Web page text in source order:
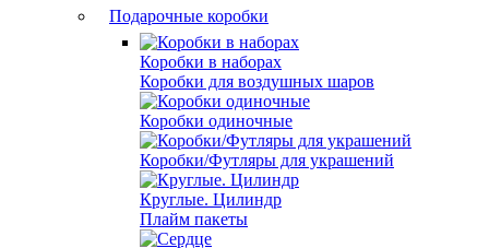
Подарочные коробки
Коробки в наборах
Коробки для воздушных шаров
Коробки одиночные
Коробки/Футляры для украшений
Круглые. Цилиндр
Плайм пакеты